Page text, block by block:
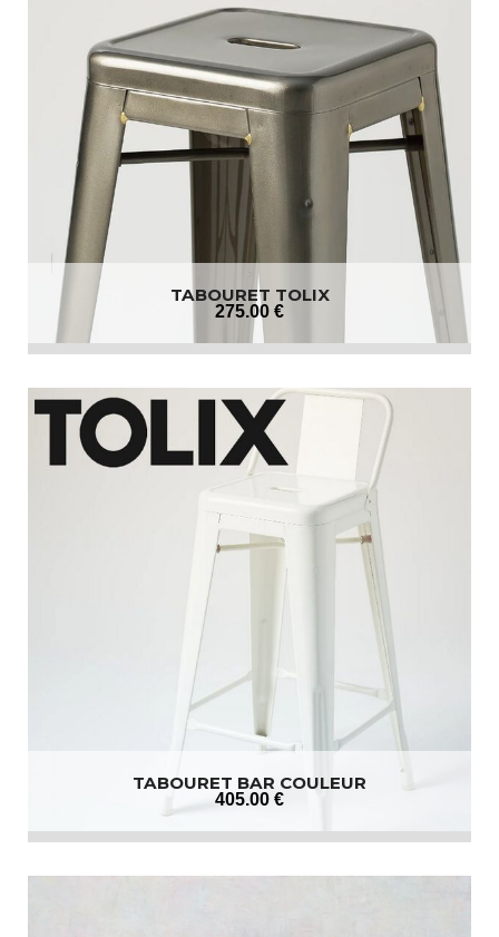
TABOURET TOLIX
275.00 €
TABOURET BAR COULEUR
405.00 €